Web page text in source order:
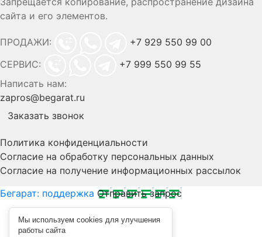
Мы используем cookies для улучшения
работы сайта
сайта и его элементов.
ПРОДАЖИ:
+7 929 550 99 00
СЕРВИС:
+7 999 550 99 55
Написать нам:
zapros@begarat.ru
Заказать звонок
Политика конфиденциальности
Согласие на обработку персональных данных
Согласие на получение информационных рассылок
Бегарат: поддержка Отправить запрос